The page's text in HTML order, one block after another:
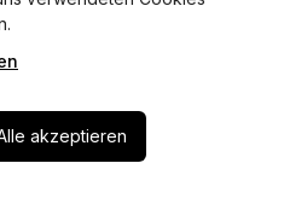
akzeptieren
– inklusive Dateneingabe,
kein Besuch der
Ausweis oder Reisepass,